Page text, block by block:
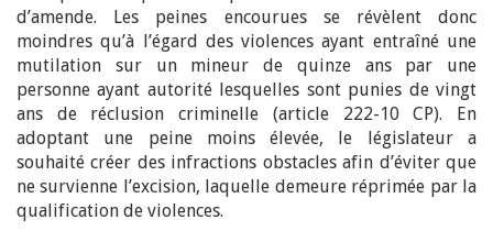
d’amende. Les peines encourues se révèlent donc
moindres qu’à l’égard des violences ayant entraîné une
mutilation sur un mineur de quinze ans par une
personne ayant autorité lesquelles sont punies de vingt
ans de réclusion criminelle (article 222-10 CP). En
adoptant une peine moins élevée, le législateur a
souhaité créer des infractions obstacles afin d’éviter que
ne survienne l’excision, laquelle demeure réprimée par la
qualification de violences.